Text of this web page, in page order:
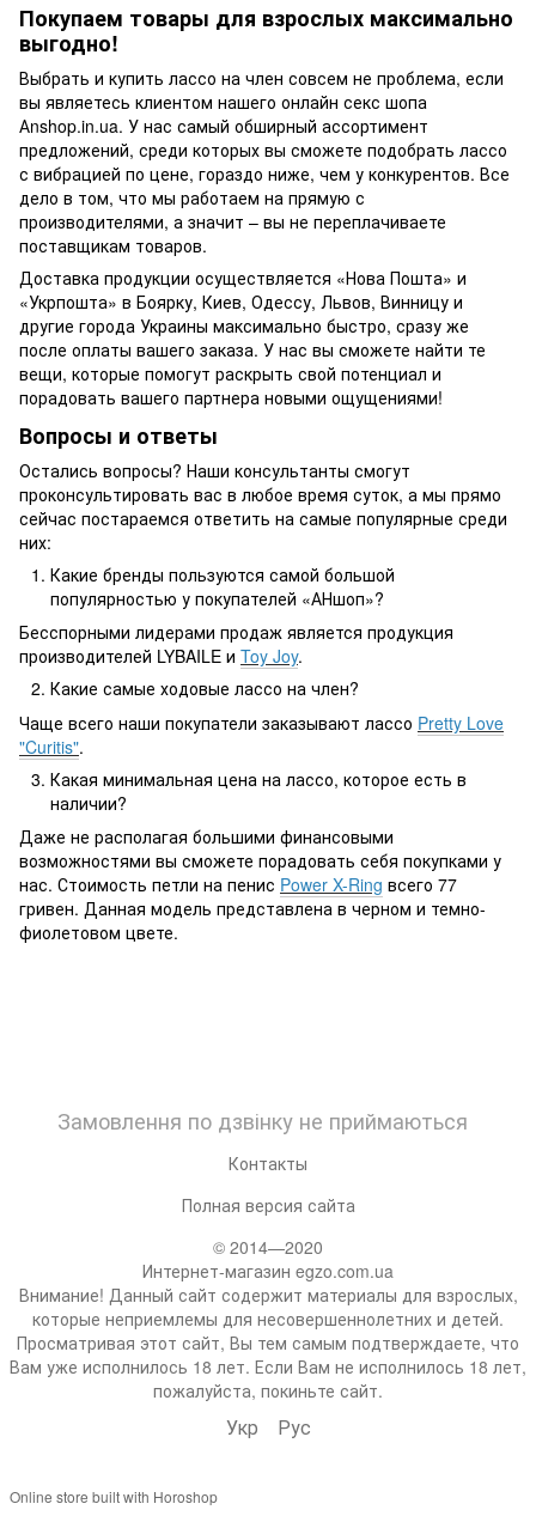
Покупаем товары для взрослых максимально
выгодно!
Выбрать и купить лассо на член совсем не проблема, если
вы являетесь клиентом нашего онлайн секс шопа
Аnshop.in.ua. У нас самый обширный ассортимент
предложений, среди которых вы сможете подобрать лассо
с вибрацией по цене, гораздо ниже, чем у конкурентов. Все
дело в том, что мы работаем на прямую с
производителями, а значит – вы не переплачиваете
поставщикам товаров.
Доставка продукции осуществляется «Нова Пошта» и
«Укрпошта» в Боярку, Киев, Одессу, Львов, Винницу и
другие города Украины максимально быстро, сразу же
после оплаты вашего заказа. У нас вы сможете найти те
вещи, которые помогут раскрыть свой потенциал и
порадовать вашего партнера новыми ощущениями!
Вопросы и ответы
Остались вопросы? Наши консультанты смогут
проконсультировать вас в любое время суток, а мы прямо
сейчас постараемся ответить на самые популярные среди
них:
Какие бренды пользуются самой большой
популярностью у покупателей «АНшоп»?
Бесспорными лидерами продаж является продукция
производителей LYBAILE и Toy Joy.
Какие самые ходовые лассо на член?
Чаще всего наши покупатели заказывают лассо Pretty Love
"Curitis".
Какая минимальная цена на лассо, которое есть в
наличии?
Даже не располагая большими финансовыми
возможностями вы сможете порадовать себя покупками у
нас. Стоимость петли на пенис Power X-Ring всего 77
гривен. Данная модель представлена в черном и темно-
фиолетовом цвете.
Замовлення по дзвінку не приймаються
Контакты
Полная версия сайта
© 2014—2020
Интернет-магазин egzo.com.ua
Внимание! Данный сайт содержит материалы для взрослых,
которые неприемлемы для несовершеннолетних и детей.
Просматривая этот сайт, Вы тем самым подтверждаете, что
Вам уже исполнилось 18 лет. Если Вам не исполнилось 18 лет,
пожалуйста, покиньте сайт.
Укр Рус
Online store built with Horoshop